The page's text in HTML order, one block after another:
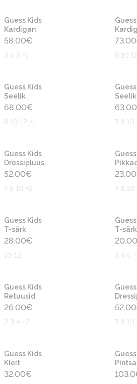
Guess Kids
Kardigan
58.00€
3 4 5 +1
73.00
8 10
Guess Kids
Seelik
68.00€
8 10 12 +1
Seelik
63.00
7 8 10
Guess Kids
Dressipluus
52.00€
7 8 10 +2
23.00
7 8 10
Guess Kids
T-särk
28.00€
10 12
T-särk
20.00
3 4 5
Guess Kids
Retuusid
26.00€
2 3 4 +2
52.00
7 8 10
Guess Kids
Kleit
32.00€